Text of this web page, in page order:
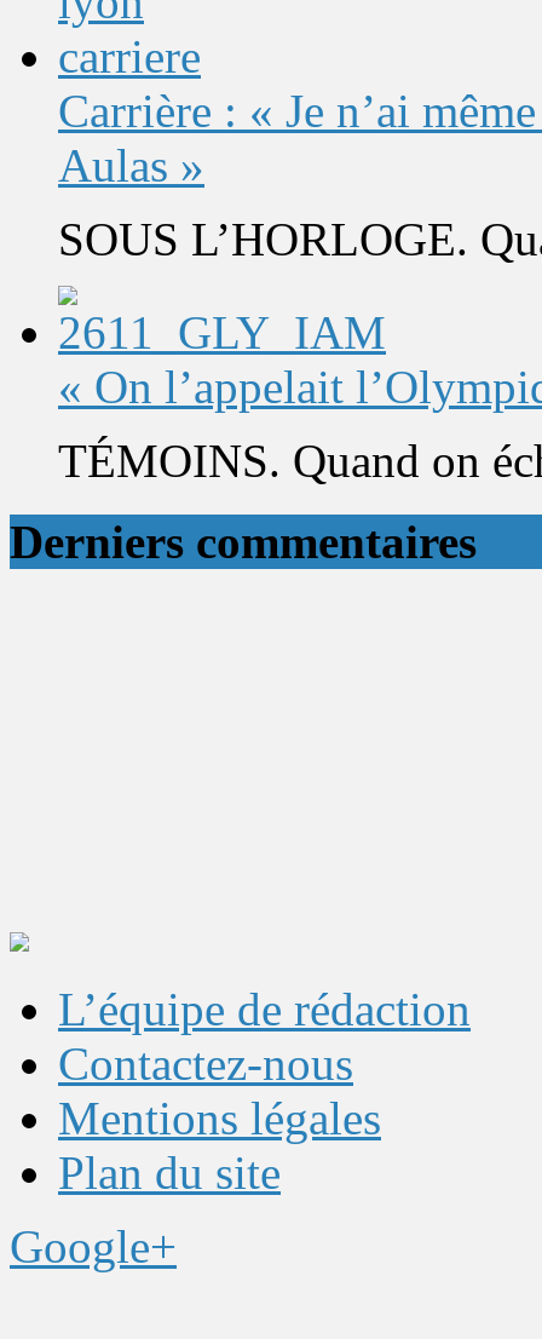
Carrière : « Je n’ai
Aulas »
SOUS L’HORLOGE.
« On l’appelait
TÉMOINS. Quand on
Derniers commentaires
L’équipe de rédaction
Contactez-nous
Mentions légales
Plan du site
Google+